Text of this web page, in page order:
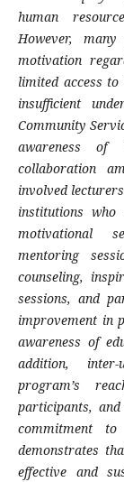
human
However,
motivation
limited access to
insufficient
Community
awareness of
collaboration
involved
institutions who
motivational
mentoring
counseling,
sessions, and
improvement in
awareness of
addition,
program’s
participants, and
commitment to
demonstrates
effective and